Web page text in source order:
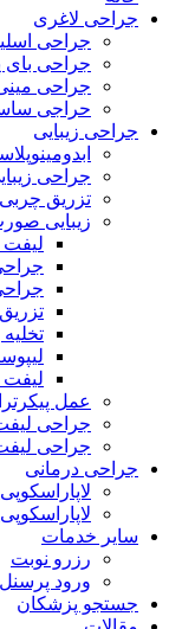
جراحی لاغری
جراحی
جراحی
جراحی
حراجی
جراحی زیبایی
جراحی
تزریق
زیبایی
لیفت
لیفت
عمل
جراحی لیفت
جراحی
جراحی درمانی
سایر خدمات
رزرو نوبت
ورود پرسنل
جستجو پزشکان